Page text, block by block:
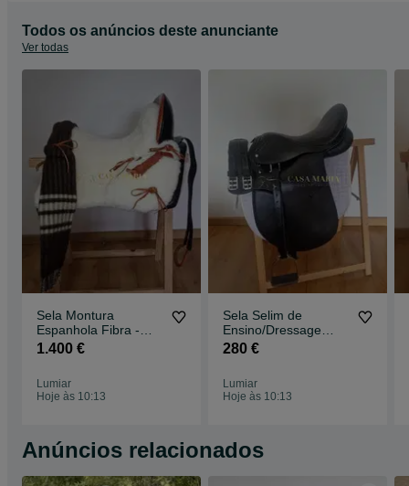
Todos os anúncios deste anunciante
Ver todas
Sela Montura
Espanhola Fibra -
Vaso Profundo -
1.400 €
Lumiar
Hoje às 10:13
Sela Selim de
Ensino/Dressage
Completo - Novo
280 €
Lumiar
Hoje às 10:13
Anúncios relacionados